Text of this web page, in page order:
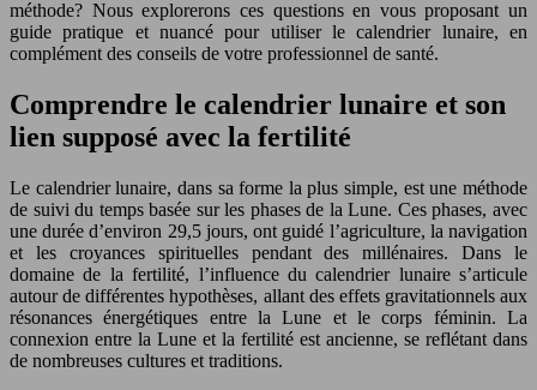
méthode? Nous explorerons ces questions en vous proposant un
guide pratique et nuancé pour utiliser le calendrier lunaire, en
complément des conseils de votre professionnel de santé.
Comprendre le calendrier lunaire et son
lien supposé avec la fertilité
Le calendrier lunaire, dans sa forme la plus simple, est une méthode
de suivi du temps basée sur les phases de la Lune. Ces phases, avec
une durée d’environ 29,5 jours, ont guidé l’agriculture, la navigation
et les croyances spirituelles pendant des millénaires. Dans le
domaine de la fertilité, l’influence du calendrier lunaire s’articule
autour de différentes hypothèses, allant des effets gravitationnels aux
résonances énergétiques entre la Lune et le corps féminin. La
connexion entre la Lune et la fertilité est ancienne, se reflétant dans
de nombreuses cultures et traditions.